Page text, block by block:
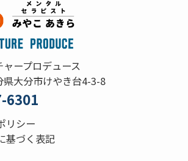
ープロデュース
県大分市けやき台4-3-8
6301
リシー
基づく表記